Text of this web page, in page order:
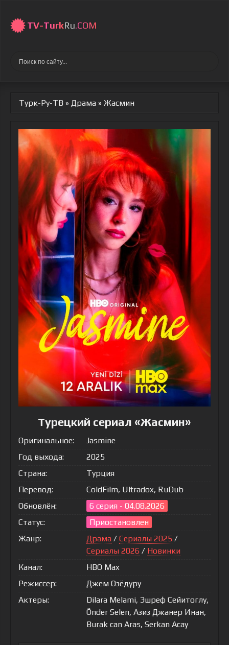
TV-TurkRu.COM
Турк-Ру-ТВ » Драма » Жасмин
Турецкий сериал «Жасмин»
Оригинальное:
Jasmine
Год выхода:
2025
Страна:
Турция
Перевод:
ColdFilm, Ultradox, RuDub
Обновлён:
6 серия - 04.08.2026
Статус:
Приостановлен
Жанр:
Драма / Сериалы 2025 /
Сериалы 2026 / Новинки
Канал:
HBO Max
Режиссер:
Джем Озёдуру
Актеры:
Dilara Melami, Эшреф Сейитоглу,
Önder Selen, Азиз Джанер Инан,
Burak can Aras, Serkan Acay